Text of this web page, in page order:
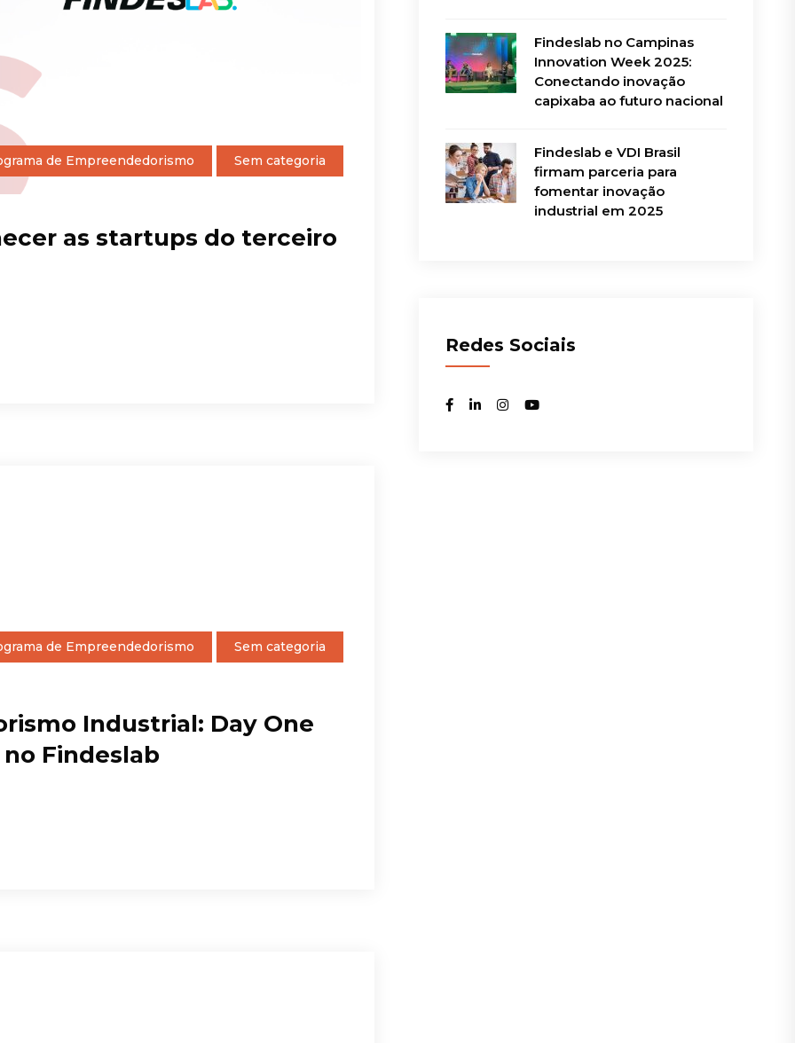
de Empreendedorismo Sem categoria
as startups do terceiro
de Empreendedorismo Sem categoria
Industrial: Day One
Findeslab
Findeslab no Campinas
Innovation Week 2025:
Conectando inovação
capixaba ao futuro nacional
Findeslab e VDI Brasil
firmam parceria para
fomentar inovação
industrial em 2025
Redes Sociais